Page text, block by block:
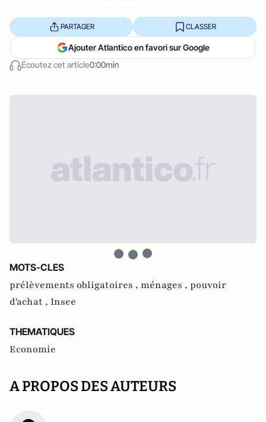
Écoutez cet article0:00min
PARTAGER CLASSER
Ajouter Atlantico en favori sur Google
MOTS-CLES
prélèvements obligatoires , ménages , pouvoir
d'achat , Insee
THEMATIQUES
Economie
A PROPOS DES AUTEURS